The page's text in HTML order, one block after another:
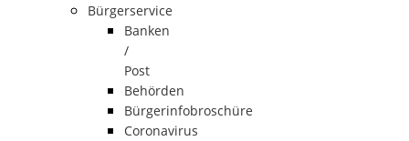
Bürgerservice
Banken
/
Post
Behörden
Bürgerinfobroschüre
Coronavirus